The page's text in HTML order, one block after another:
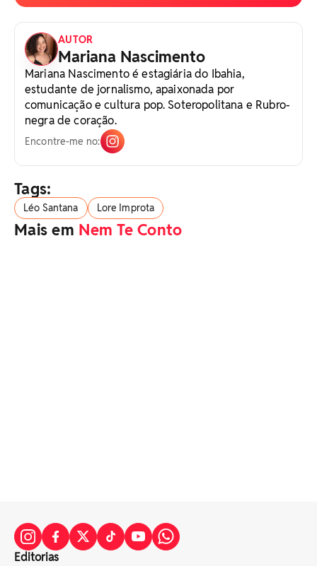
AUTOR
Mariana Nascimento
Mariana Nascimento é estagiária do Ibahia,
estudante de jornalismo, apaixonada por
comunicação e cultura pop. Soteropolitana e Rubro-
negra de coração.
Encontre-me no:
Tags:
Léo Santana Lore Improta
Mais em Nem Te Conto
Editorias